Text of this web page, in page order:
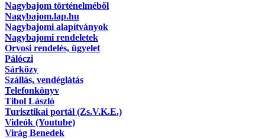
Nagybajom történelméből
Nagybajom.lap.hu
Nagybajomi alapítványok
Nagybajomi rendeletek
Orvosi rendelés, ügyelet
Pálóczi
Sárközy
Szállás, vendéglátás
Telefonkönyv
Tibol László
Turisztikai portál (Zs.V.K.E.)
Videók (Youtube)
Virág Benedek